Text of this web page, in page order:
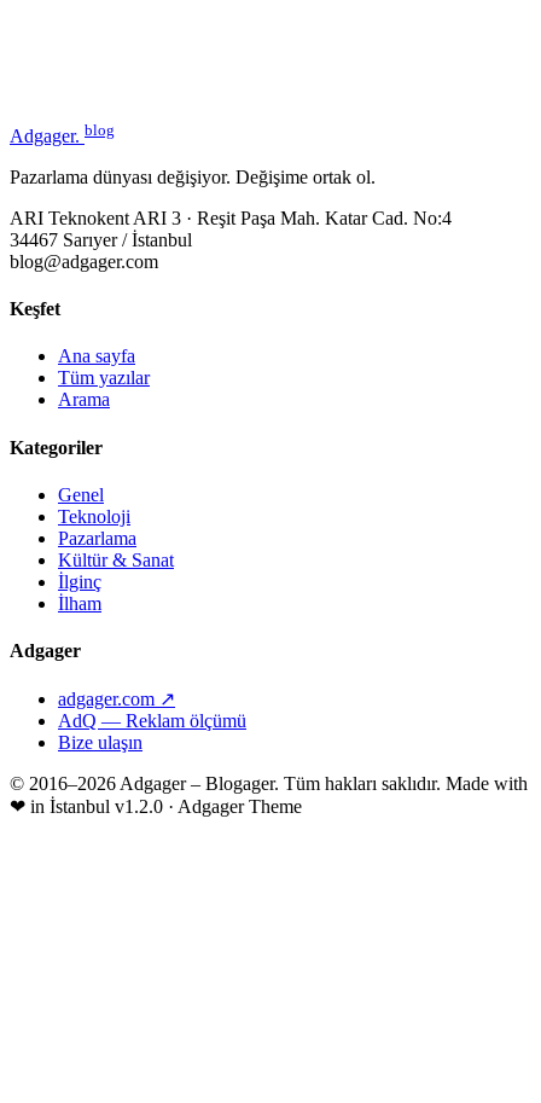
Adgager. blog
Pazarlama dünyası değişiyor. Değişime ortak ol.
ARI Teknokent ARI 3 · Reşit Paşa Mah. Katar Cad. No:4
34467 Sarıyer / İstanbul
blog@adgager.com
Keşfet
Ana sayfa
Tüm yazılar
Arama
Kategoriler
Genel
Teknoloji
Pazarlama
Kültür & Sanat
İlginç
İlham
Adgager
adgager.com ↗
AdQ — Reklam ölçümü
Bize ulaşın
© 2016–2026 Adgager – Blogager. Tüm hakları saklıdır. Made with
❤ in İstanbul v1.2.0 · Adgager Theme